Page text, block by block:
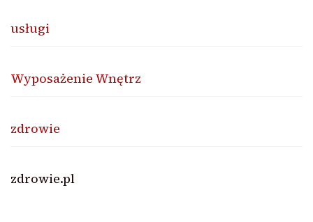
usługi
Wyposażenie Wnętrz
zdrowie
zdrowie.pl